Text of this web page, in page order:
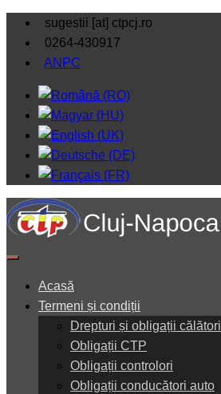
sugestii [at] ctpcj.ro
0264-430917
ANPC
Acasă
Termeni și condiții
Drepturi și obligații călători
Obligații CTP
Obligații controlori
Obligații conducători auto